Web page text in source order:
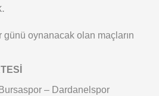
oynanacak olan maçların
– Dardanelspor